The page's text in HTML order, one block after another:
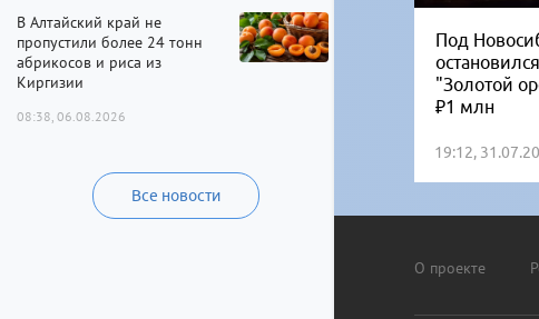
В Алтайский край не
пропустили более 24 тонн
абрикосов и риса из
Киргизии
08:38, 06.08.2026
Все новости
Под
"Золотой
₽1 млн
19:12,
О проекте